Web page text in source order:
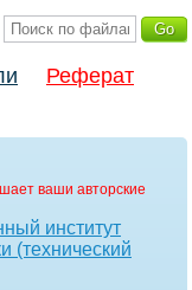
Реферат
ваши авторские
институт
(технический